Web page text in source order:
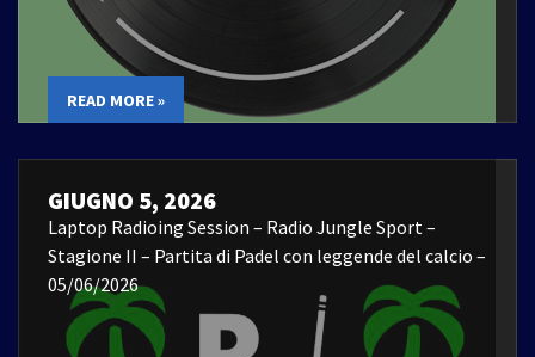
READ MORE »
GIUGNO 5, 2026
Laptop Radioing Session – Radio Jungle Sport –
Stagione II – Partita di Padel con leggende del calcio –
05/06/2026